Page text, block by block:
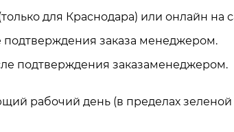
для Краснодара) или онлайн
подтверждения заказа менеджером.
подтверждения заказаменеджером.
рабочий день (в пределах